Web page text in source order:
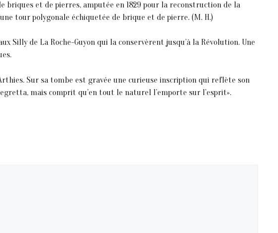
briques et de pierres, amputée en 1829 pour la reconstruction de la
tour polygonale échiquetée de brique et de pierre. (M. H.)
de La Roche-Guyon qui la conservèrent jusqu’à la Révolution. Une
Sur sa tombe est gravée une curieuse inscription qui reflète son
mais comprit qu’en tout le naturel l’emporte sur l’esprit».